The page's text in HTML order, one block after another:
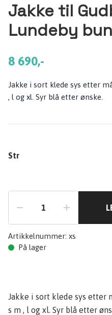
Jakke til
Lundeby
8 690,-
Jakke i sort klede sys etter
, l og xl. Syr blå etter ønske.
Str
Artikkelnummer: xs
På lager
Jakke i sort klede sys etter
s m , l og xl. Syr blå etter